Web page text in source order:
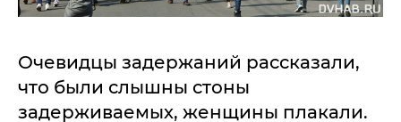
Очевидцы задержаний рассказали,
что были слышны стоны
задерживаемых, женщины плакали.